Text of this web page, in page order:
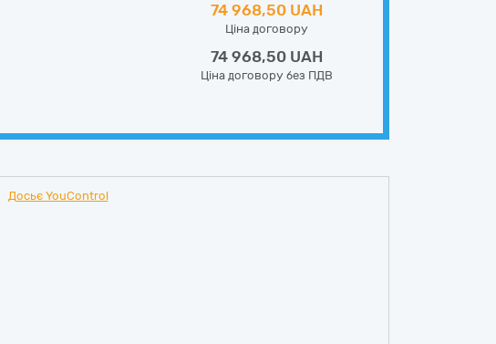
74 968,50 UAH
Ціна договору
74 968,50 UAH
Ціна договору без ПДВ
Досьє YouControl